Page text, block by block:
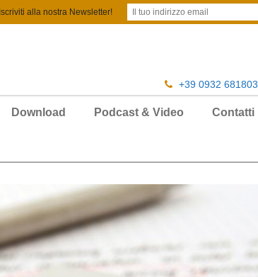
+39 0932 681803
Download Podcast & Video Contatti
Iscriviti alla nostra Newsletter!